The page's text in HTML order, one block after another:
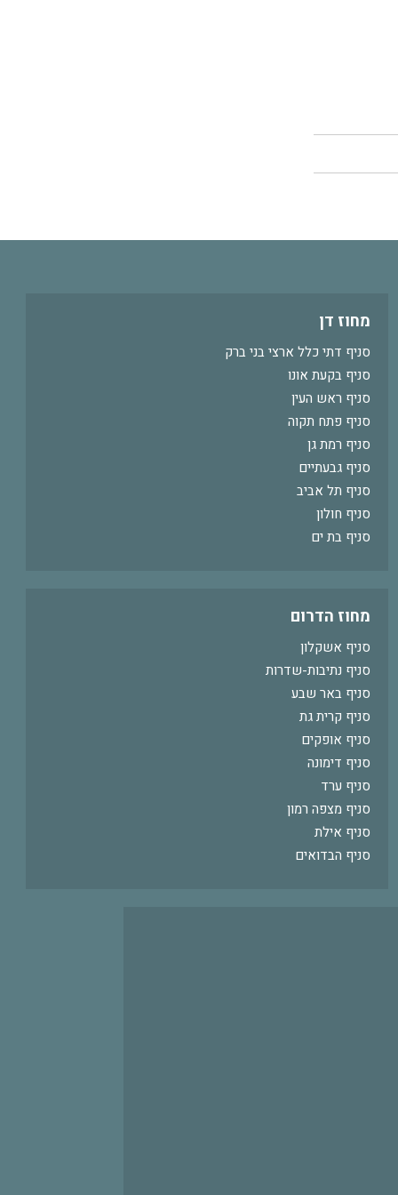
מחוז דן
סניף דתי כלל ארצי בני ברק
סניף בקעת אונו
סניף ראש העין
סניף פתח תקוה
סניף רמת גן
סניף גבעתיים
סניף תל אביב
סניף חולון
סניף בת ים
מחוז הדרום
סניף אשקלון
סניף נתיבות-שדרות
סניף באר שבע
סניף קרית גת
סניף אופקים
סניף דימונה
סניף ערד
סניף מצפה רמון
סניף אילת
סניף הבדואים